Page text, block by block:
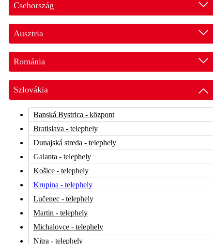
Hatvan - telephely
Mezőkövesd - telephely
Miskolc - telephely
Vác - telephely
Heves vármegye - értékesítési képviselet
Jász-Nagykun-Szolnok vármegye - értékesítési képviselet
Nógrád vármegye - értékesítési képviselet
Csehország
Brno - telephely
Jihlava - telephely
Zlín - telephely
Zábřeh - értékesítési képviselet
Ausztria
Rakúsko - telephely
Románia
Arad – Sanleani - telephely
NĂDLAC - telephely
Timisoara - telephely
Szlovákia
Banská Bystrica - központ
Bratislava - telephely
Dunajská streda - telephely
Galanta - telephely
Košice - telephely
Krupina - telephely
Lučenec - telephely
Martin - telephely
Michalovce - telephely
Nitra - telephely